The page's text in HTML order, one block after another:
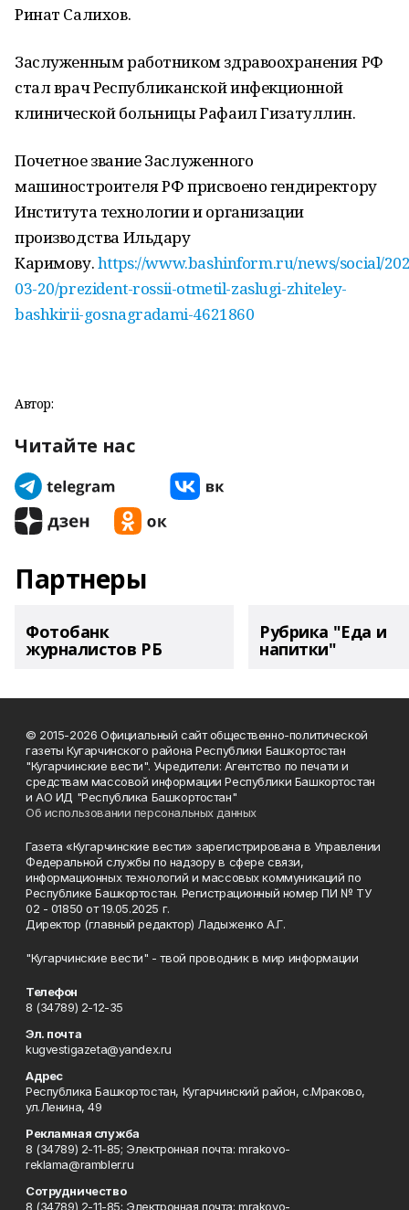
Ринат Салихов.
Заслуженным работником здравоохранения РФ
стал врач Республиканской инфекционной
клинической больницы Рафаил Гизатуллин.
Почетное звание Заслуженного
машиностроителя РФ присвоено гендиректору
Института технологии и организации
производства Ильдару
Каримову.https://www.bashinform.ru/news/social/
03-20/prezident-rossii-otmetil-zaslugi-zhiteley-
bashkirii-gosnagradami-4621860
Автор:
Читайте нас
Партнеры
Фотобанк
журналистов РБ
Рубрика "Еда и
напитки"
© 2015-2026 Официальный сайт общественно-политической
газеты Кугарчинского района Республики Башкортостан
"Кугарчинские вести". Учредители: Агентство по печати и
средствам массовой информации Республики Башкортостан
и АО ИД "Республика Башкортостан"
Об использовании персональных данных
Газета «Кугарчинские вести» зарегистрирована в Управлении
Федеральной службы по надзору в сфере связи,
информационных технологий и массовых коммуникаций по
Республике Башкортостан. Регистрационный номер ПИ № ТУ
02 - 01850 от 19.05.2025 г.
Директор (главный редактор) Ладыженко А.Г.
"Кугарчинские вести" - твой проводник в мир информации
Телефон
8 (34789) 2-12-35
Эл. почта
kugvestigazeta@yandex.ru
Адрес
Республика Башкортостан, Кугарчинский район, с.Мраково,
ул.Ленина, 49
Рекламная служба
8 (34789) 2-11-85; Электронная почта: mrakovo-
reklama@rambler.ru
Сотрудничество
8 (34789) 2-11-85; Электронная почта: mrakovo-